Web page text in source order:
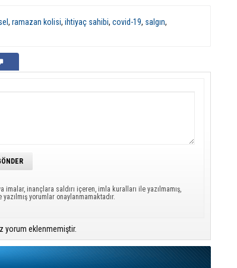
, ramazan kolisi, ihtiyaç sahibi, covid-19, salgın,
inançlara saldırı içeren, imla kuralları ile yazılmamış,
yorumlar onaylanmamaktadır.
yorum eklenmemiştir.